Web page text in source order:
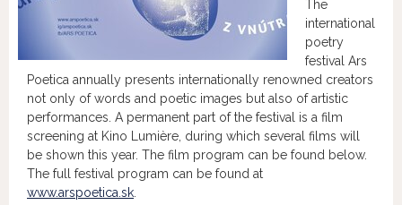
The
international
poetry
festival Ars
Poetica annually presents internationally renowned creators
not only of words and poetic images but also of artistic
performances. A permanent part of the festival is a film
screening at Kino Lumière, during which several films will
be shown this year. The film program can be found below.
The full festival program can be found at
www.arspoetica.sk